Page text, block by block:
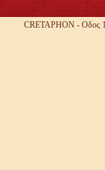
CRETAPHON - Οδος